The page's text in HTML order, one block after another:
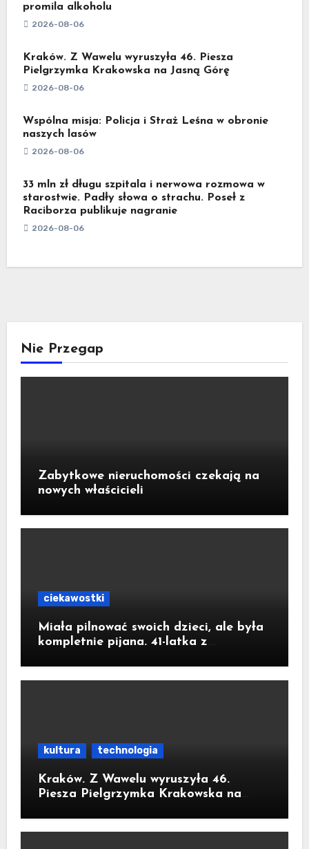
promila alkoholu
2026-08-06
Kraków. Z Wawelu wyruszyła 46. Piesza
Pielgrzymka Krakowska na Jasną Górę
2026-08-06
Wspólna misja: Policja i Straż Leśna w obronie
naszych lasów
2026-08-06
33 mln zł długu szpitala i nerwowa rozmowa w
starostwie. Padły słowa o strachu. Poseł z
Raciborza publikuje nagranie
2026-08-06
Nie Przegap
Zabytkowe nieruchomości czekają na
nowych właścicieli
ciekawostki
Miała pilnować swoich dzieci, ale była
kompletnie pijana. 41-latka z
alkoholu
kultura technologia
Kraków. Z Wawelu wyruszyła 46.
Piesza Pielgrzymka Krakowska na